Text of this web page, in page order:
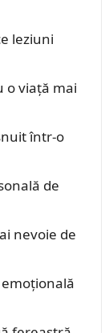
leziuni
o viață mai
într-o
de
nevoie de